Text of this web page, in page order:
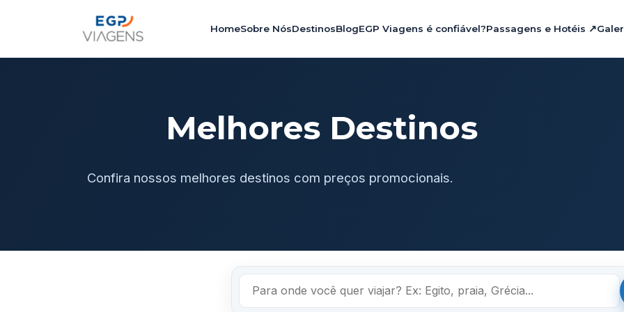
HomeSobre NósDestinosBlogEGP Viagens é confiável?Passagens e Hotéis ↗
Melhores Destinos
Confira nossos melhores destinos com preços promocionais.